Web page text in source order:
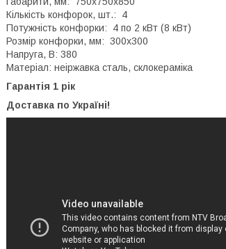
Кількість конфорок, шт.: 4
Потужність конфорки: 4 по 2 кВт (8 кВт)
Розмір конфорки, мм: 300х300
Напруга, В: 380
Матеріал: неіржавка сталь, склокераміка
Гарантія 1 рік
Доставка по Україні!